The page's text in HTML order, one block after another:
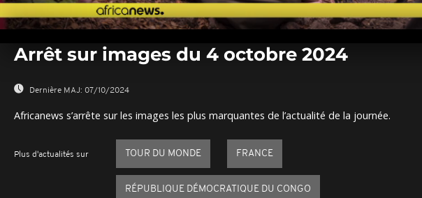
seconds
0%
Arrêt sur images du 4 octobre 2024
Dernière MAJ: 07/10/2024
Africanews s’arrête sur les images les plus marquantes de l’actualité de la journée.
Plus d'actualités sur TOUR DU MONDE FRANCE
RÉPUBLIQUE DÉMOCRATIQUE DU CONGO